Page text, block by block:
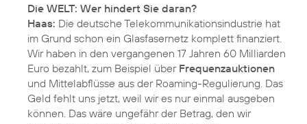
Die WELT: Wer hindert Sie daran?
Haas: Die deutsche Telekommunikationsindustrie hat
im Grund schon ein Glasfasernetz komplett finanziert.
Wir haben in den vergangenen 17 Jahren 60 Milliarden
Euro bezahlt, zum Beispiel über Frequenzauktionen
und Mittelabflüsse aus der Roaming-Regulierung. Das
Geld fehlt uns jetzt, weil wir es nur einmal ausgeben
können. Das wäre ungefähr der Betrag, den wir